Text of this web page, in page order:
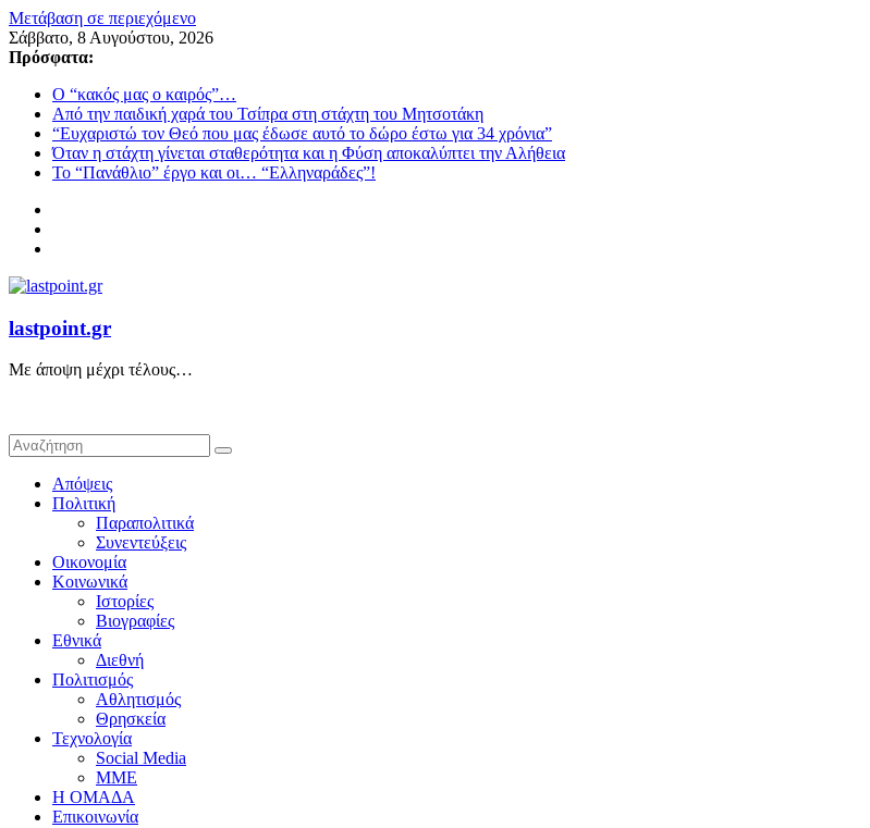
Μετάβαση σε περιεχόμενο
Σάββατο, 8 Αυγούστου, 2026
Πρόσφατα:
Ο “κακός μας ο καιρός”…
Από την παιδική χαρά του Τσίπρα στη στάχτη του Μητσοτάκη
“Ευχαριστώ τον Θεό που μας έδωσε αυτό το δώρο έστω για 34 χρόνια”
Όταν η στάχτη γίνεται σταθερότητα και η Φύση αποκαλύπτει την Αλήθεια
Το “Πανάθλιο” έργο και οι… “Ελληναράδες”!
lastpoint.gr
Με άποψη μέχρι τέλους…
Απόψεις
Πολιτική
Παραπολιτικά
Συνεντεύξεις
Οικονομία
Κοινωνικά
Ιστορίες
Βιογραφίες
Εθνικά
Διεθνή
Πολιτισμός
Αθλητισμός
Θρησκεία
Τεχνολογία
Social Media
ΜΜΕ
Η ΟΜΑΔΑ
Επικοινωνία